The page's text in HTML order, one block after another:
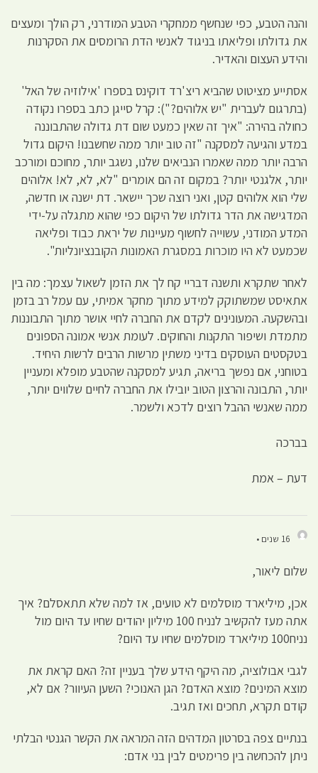
והנה הטבע, כפי שנחשף ממחקרי הטבע המודרני, רק הולך ומעצים
את גדולתו ופליאתו בניגוד לאנשי הדת הרומסים את הסקרנות
והידע העצום והאדיר.
אסתייע מציטוט שהביא ריצ'רד דוקינס בספרו 'אילוזיה של האל'
(בתרגום לעברית "יש אלוהים?"): קרל סייגן כתב בספרו נקודה
כחולה בהירה: "איך זה שאין כמעט שום דת גדולה שהתבוננה
במדע והגיעה למסקנה "זה טוב יותר ממה שחשבנו! היקום גדול
הרבה יותר ממה שאמרו הנביאים שלנו, נשגב יותר, מחוכם ומורכב
יותר, אלגנטי יותר? במקום זה הם אומרים "לא, לא, לא! אלוהים
שלי הוא אלוהים קטן, ואני רוצה שכך יישאר. דת ישנה או חדשה,
המדגישה את הדר גדולתו של היקום כפי שהוא מתגלה על-ידי
המדע המודני, עשוייה לחשוף מעיינות של יראת כבוד ופליאה
שכמעט לא היו מוכרות במסגרת האמונות הקובנציונליות".
לאחר שתקרא ותשנה דבריי קח לך את הזמן לשאול עצמך: מה בין
אתאיסט שמשתוקק למידע מתוך מחקר אמיתי, עם עמל רב בזמן
ובהשקעה. המעונינים לקדם את החברה לחיי אושר מתוך התבוננות
מתמדת ושיפור התקנות והחוקים. לעומת אנשי אמונה הספונים
בטקסטים העוסקים בדיני משתין מרשות הרבים לרשות היחיד.
בטוחני, אם נפשך בריאה, תגיע למסקנה שהטבע מופלא ומעניין
יותר, התבונה והרצון הטוב יובילו את החברה לחיים שלווים יותר,
ממה שאנשי ההבל רוצים לדכא ולשמר.
בברכה
דעת – אמת
16 שנים •
שלום ליאור,
אכן, מיליארד מוסלמים לא טועים, אז למה שלא תתאסלם? איך
אתה מעז להקשיב לנניח 100 מיליון יהודים שחיו עד היום מול
נניח100 מיליארד מוסלמים שחיו עד היום?
לגבי אבולוציה, מה היקף הידע שלך בעניין זה? האם קראת את
מוצא המינים? מוצא האדם? הגן האנוכי? השען העיוור? אם לא,
קודם תקרא, תחכים ואז תגיב.
בנתיים צפה בסרטון המדהים הזה המראה את הקשר הגנטי הבלתי
ניתן להכחשה בין פרימטים לבין בני אדם: